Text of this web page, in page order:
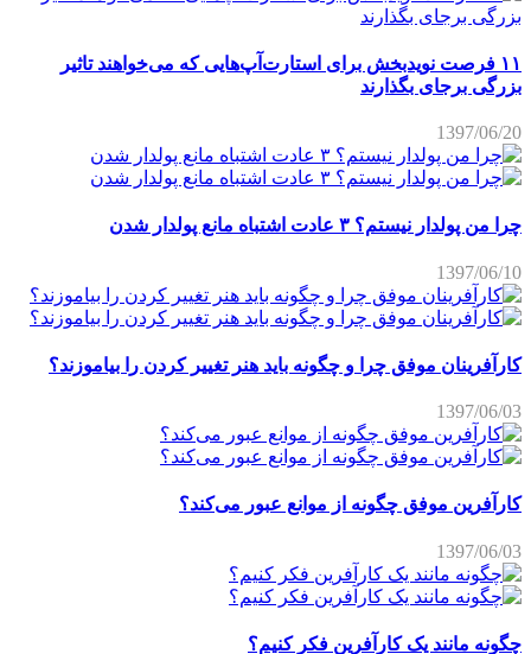
۱۱ فرصت نویدبخش برای استارت‌آپ‌هایی که می‌خواهند تاثیر
بزرگی برجای بگذارند
1397/06/20
چرا من پولدار نیستم؟ ۳ عادت اشتباه مانع پولدار شدن
1397/06/10
کارآفرینان موفق چرا و چگونه باید هنر تغییر کردن را بیاموزند؟
1397/06/03
کارآفرین موفق چگونه از موانع عبور می‌کند؟
1397/06/03
چگونه مانند یک کارآفرین فکر کنیم؟